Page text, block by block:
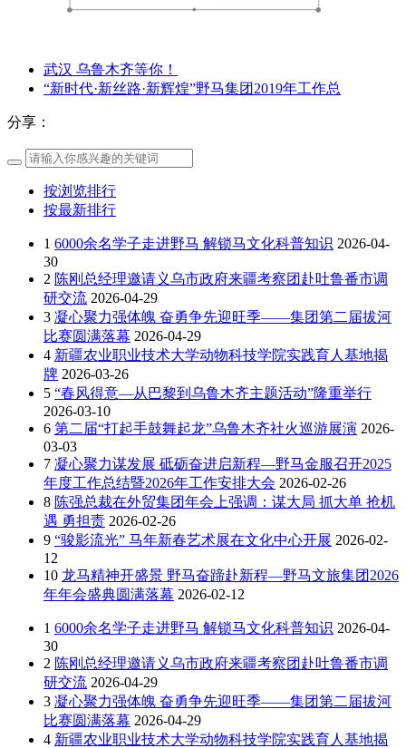
武汉 乌鲁木齐等你！
“新时代·新丝路·新辉煌”野马集团2019年工作总
分享：
按浏览排行
按最新排行
1 6000余名学子走进野马 解锁马文化科普知识 2026-04-
30
2 陈刚总经理邀请义乌市政府来疆考察团赴吐鲁番市调
研交流 2026-04-29
3 凝心聚力强体魄 奋勇争先迎旺季——集团第二届拔河
比赛圆满落幕 2026-04-29
4 新疆农业职业技术大学动物科技学院实践育人基地揭
牌 2026-03-26
5 “春风得意—从巴黎到乌鲁木齐主题活动”隆重举行
2026-03-10
6 第二届“打起手鼓舞起龙”乌鲁木齐社火巡游展演 2026-
03-03
7 凝心聚力谋发展 砥砺奋进启新程—野马金服召开2025
年度工作总结暨2026年工作安排大会 2026-02-26
8 陈强总裁在外贸集团年会上强调：谋大局 抓大单 抢机
遇 勇担责 2026-02-26
9 “骏影流光” 马年新春艺术展在文化中心开展 2026-02-
12
10 龙马精神开盛景 野马奋蹄赴新程—野马文旅集团2026
年年会盛典圆满落幕 2026-02-12
1 6000余名学子走进野马 解锁马文化科普知识 2026-04-
30
2 陈刚总经理邀请义乌市政府来疆考察团赴吐鲁番市调
研交流 2026-04-29
3 凝心聚力强体魄 奋勇争先迎旺季——集团第二届拔河
比赛圆满落幕 2026-04-29
4 新疆农业职业技术大学动物科技学院实践育人基地揭